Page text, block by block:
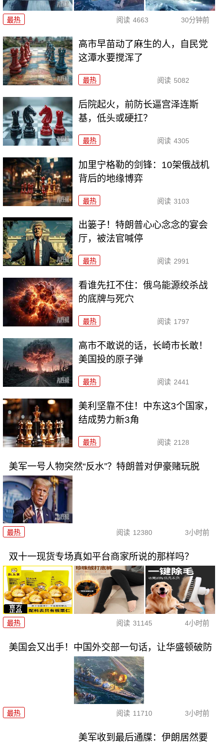
最热 阅读 4663 30分钟前
高市早苗动了麻生的人，自民党
这潭水要搅浑了
最热 阅读 5082
后院起火，前防长逼宫泽连斯
基，低头或硬扛？
最热 阅读 4305
加里宁格勒的剑锋：10架俄战机
背后的地缘博弈
最热 阅读 3103
出篓子！特朗普心心念念的宴会
厅，被法官喊停
最热 阅读 2991
看谁先扛不住：俄乌能源绞杀战
的底牌与死穴
最热 阅读 1797
高市不敢说的话，长崎市长敢！
美国投的原子弹
最热 阅读 2441
美利坚靠不住！中东这3个国家，
结成势力新3角
最热 阅读 2128
美军一号人物突然“反水”？特朗普对伊豪赌玩脱
最热 阅读 12380 3小时前
双十一现货专场真如平台商家所说的那样吗？
最热 阅读 31145 4小时前
美国会又出手！中国外交部一句话，让华盛顿破防
最热 阅读 11710 3小时前
美军收到最后通牒：伊朗居然要